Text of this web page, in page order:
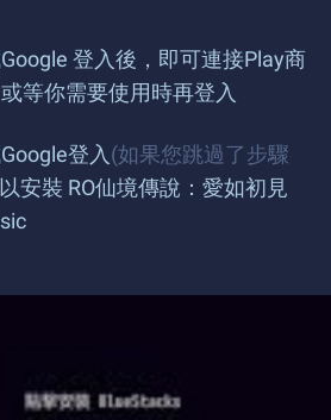
登入後，即可連接Play商
等你需要使用時再登入
登入 (如果您跳過了步驟
以安裝 RO仙境傳說：愛如初見